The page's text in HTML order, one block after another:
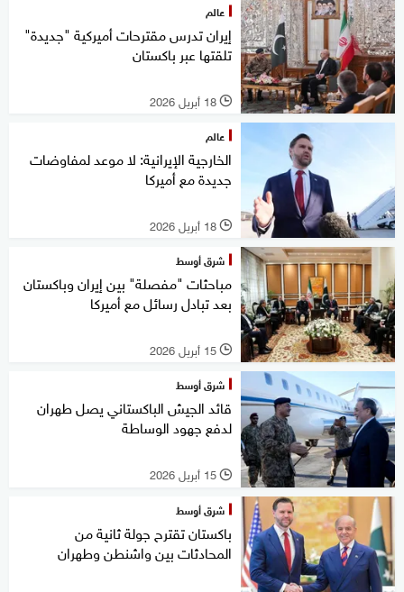
عالم
إيران تدرس مقترحات أميركية "جديدة"
تلقتها عبر باكستان
l 18 أبريل 2026
عالم
الخارجية الإيرانية: لا موعد لمفاوضات
جديدة مع أميركا
l 18 أبريل 2026
شرق أوسط
مباحثات "مفصلة" بين إيران وباكستان
بعد تبادل رسائل مع أميركا
l 15 أبريل 2026
شرق أوسط
قائد الجيش الباكستاني يصل طهران
لدفع جهود الوساطة
l 15 أبريل 2026
شرق أوسط
باكستان تقترح جولة ثانية من
المحادثات بين واشنطن وطهران